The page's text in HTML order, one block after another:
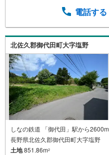
電話する
北佐久郡御代田町大字塩野
しなの鉄道 「御代田」駅から2600m
長野県北佐久郡御代田町大字塩野
土地851.86m2